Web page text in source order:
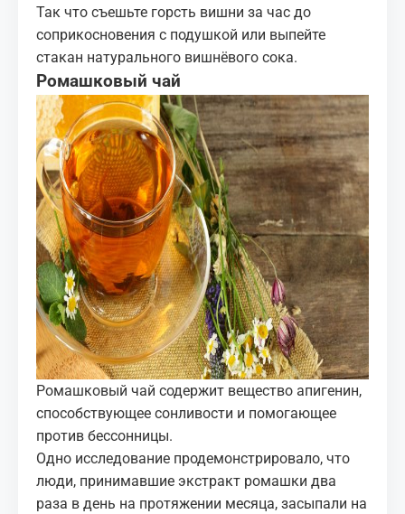
Так что съешьте горсть вишни за час до
соприкосновения с подушкой или выпейте
стакан натурального вишнёвого сока.
Ромашковый чай
Ромашковый чай содержит вещество апигенин,
способствующее сонливости и помогающее
против бессонницы.
Одно исследование продемонстрировало, что
люди, принимавшие экстракт ромашки два
раза в день на протяжении месяца, засыпали на